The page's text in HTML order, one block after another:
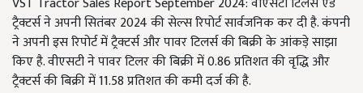
ट्रैक्टर्स ने अपनी सितंबर 2024 की सेल्स रिपोर्ट सार्वजनिक कर दी है. कंपनी
ने अपनी इस रिपोर्ट में ट्रैक्टर्स और पावर टिलर्स की बिक्री के आंकड़े साझा
किए है. वीएसटी ने पावर टिलर की बिक्री में 0.86 प्रतिशत की वृद्धि और
ट्रैक्टर्स की बिक्री में 11.58 प्रतिशत की कमी दर्ज की है.